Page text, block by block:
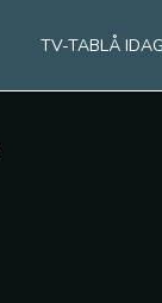
TV-TABLÅ IDAG